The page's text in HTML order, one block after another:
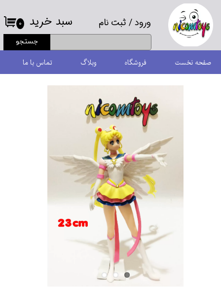
ورود/ ثبت نام
حساب کاربری من
تغییر گذر واژه
سفارشات
جستجو
۰ سبد خرید
صفحه نخست فروشگاه وبلاگ تماس با ما